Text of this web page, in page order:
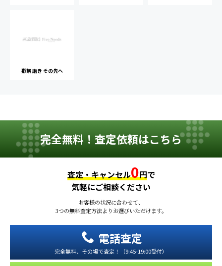
獺祭 磨き その先へ
完全無料！査定依頼はこちら
査定・キャンセル0円で
気軽にご相談ください
お客様の状況に合わせて、
3つの無料査定方法よりお選びいただけます。
電話査定
完全無料、その場で査定！（9:45-19:00受付）